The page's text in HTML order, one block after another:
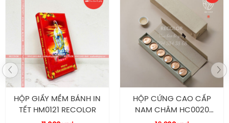
HỘP GIẤY MỀM BÁNH IN
TẾT HM0121 RECOLOR
HỘP CỨNG CAO CẤP
NAM CHÂM HC0020
RECOLOR